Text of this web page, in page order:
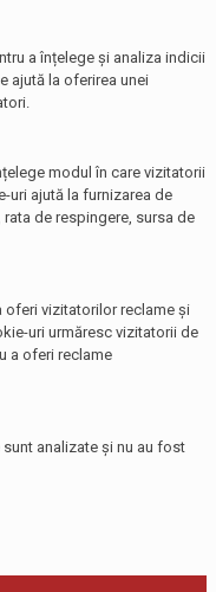
a înțelege și analiza indicii
ajută la oferirea unei
modul în care vizitatorii
uri ajută la furnizarea de
de respingere, sursa de
oferi vizitatorilor reclame și
uri urmăresc vizitatorii de
a oferi reclame
analizate și nu au fost